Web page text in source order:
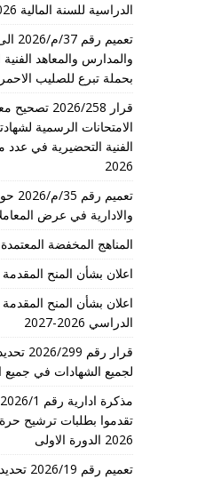
الدراسية للسنة المالية 2026-2027 في الهند
والمدارس والمعاهد
بحملة تبرع للصليب الاحمر
قرار 2026/
الامتحانات الرسمية
الفنية التحضيرية في
2026
والادارية في عرض
المناهج المخفضة المعتمدة
اعلان بشأن المنح
اعلان بشأن المنح
الدراسي 2026-2027
قرار
لجميع الشهادات في جميع
تقدموا بطلبات ترشيح حرة
2026 الدورة الاولى
تعميم